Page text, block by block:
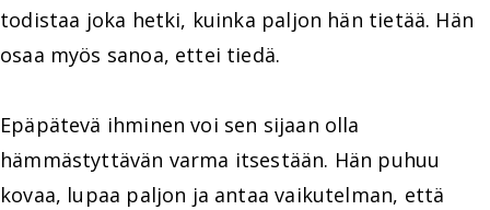
todistaa joka hetki, kuinka paljon hän tietää. Hän
osaa myös sanoa, ettei tiedä.
Epäpätevä ihminen voi sen sijaan olla
hämmästyttävän varma itsestään. Hän puhuu
kovaa, lupaa paljon ja antaa vaikutelman, että